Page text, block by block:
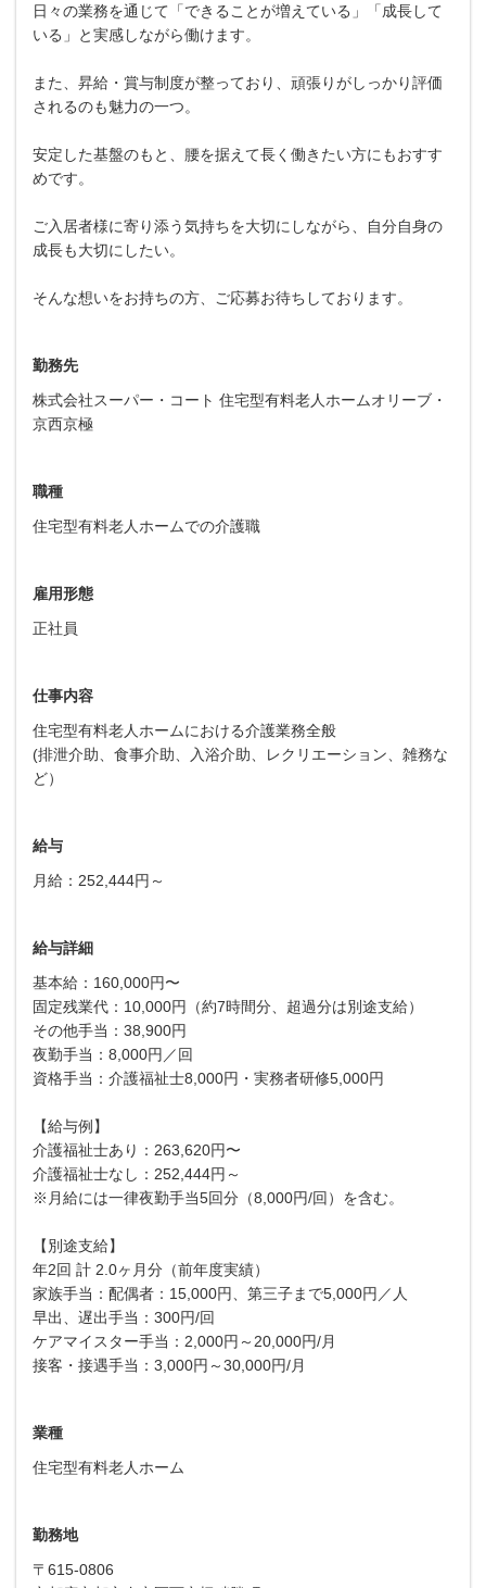
日々の業務を通じて「できることが増えている」「成長して
いる」と実感しながら働けます。
また、昇給・賞与制度が整っており、頑張りがしっかり評価
されるのも魅力の一つ。
安定した基盤のもと、腰を据えて長く働きたい方にもおすす
めです。
ご入居者様に寄り添う気持ちを大切にしながら、自分自身の
成長も大切にしたい。
そんな想いをお持ちの方、ご応募お待ちしております。
勤務先
株式会社スーパー・コート 住宅型有料老人ホームオリーブ・
京西京極
職種
住宅型有料老人ホームでの介護職
雇用形態
正社員
仕事内容
住宅型有料老人ホームにおける介護業務全般
(排泄介助、食事介助、入浴介助、レクリエーション、雑務な
ど）
給与
月給：252,444円～
給与詳細
基本給：160,000円〜
固定残業代：10,000円（約7時間分、超過分は別途支給）
その他手当：38,900円
夜勤手当：8,000円／回
資格手当：介護福祉士8,000円・実務者研修5,000円
【給与例】
介護福祉士あり：263,620円〜
介護福祉士なし：252,444円～
※月給には一律夜勤手当5回分（8,000円/回）を含む。
【別途支給】
年2回 計 2.0ヶ月分（前年度実績）
家族手当：配偶者：15,000円、第三子まで5,000円／人
早出、遅出手当：300円/回
ケアマイスター手当：2,000円～20,000円/月
接客・接遇手当：3,000円～30,000円/月
業種
住宅型有料老人ホーム
勤務地
〒615-0806